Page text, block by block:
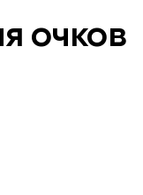
очков